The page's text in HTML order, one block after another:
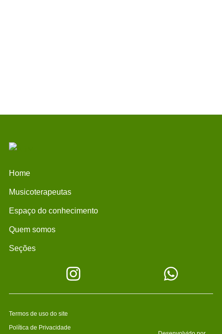
Home
Musicoterapeutas
Espaço do conhecimento
Quem somos
Seções
Termos de uso do site
Política de Privacidade